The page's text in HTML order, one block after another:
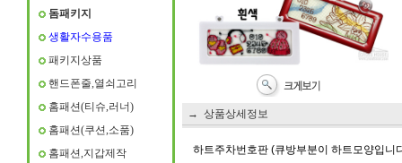
돔패키지
생활자수용품
패키지상품
핸드폰줄,열쇠고리
홈패션(티슈,러너)
홈패션(쿠션,소품)
홈패션,지갑제작
→ 상품상세정보
하트주차번호판 (큐방부분이 하트모양입니